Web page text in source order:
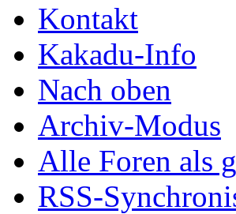
Kontakt
Kakadu-Info
Nach oben
Archiv-Modus
Alle Foren als
RSS-